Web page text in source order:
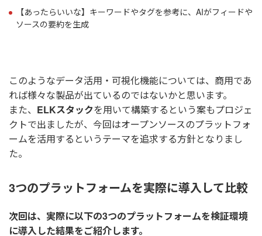
【あったらいいな】キーワードやタグを参考に、AIがフィードや
ソースの要約を生成
このようなデータ活用・可視化機能については、商用であ
れば様々な製品が出ているのではないかと思います。
また、 ELKスタックを用いて構築するという案もプロジェ
クトで出ましたが、今回はオープンソースのプラットフォ
ームを活用するというテーマを追求する方針となりまし
た。
3つのプラットフォームを実際に導入して比較
次回は、実際に以下の3つのプラットフォームを検証環境
に導入した結果をご紹介します。